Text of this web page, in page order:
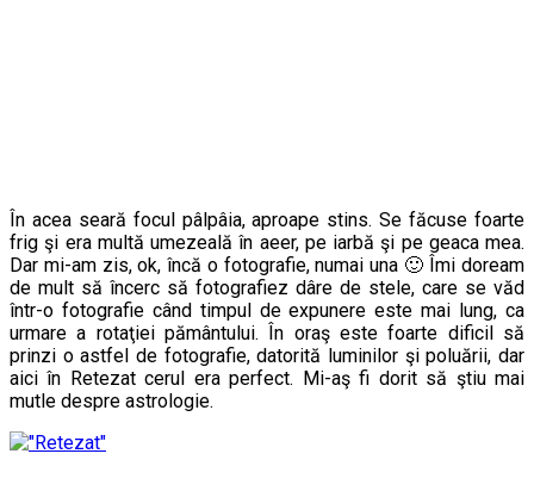
În acea seară focul pâlpâia, aproape stins. Se făcuse foarte
frig şi era multă umezeală în aeer, pe iarbă şi pe geaca mea.
Dar mi-am zis, ok, încă o fotografie, numai una 🙂 Îmi doream
de mult să încerc să fotografiez dâre de stele, care se văd
într-o fotografie când timpul de expunere este mai lung, ca
urmare a rotaţiei pământului. În oraş este foarte dificil să
prinzi o astfel de fotografie, datorită luminilor şi poluării, dar
aici în Retezat cerul era perfect. Mi-aş fi dorit să ştiu mai
mutle despre astrologie.